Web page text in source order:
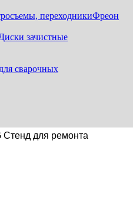
переходникиФреон
зачистные
сварочных
для ремонта